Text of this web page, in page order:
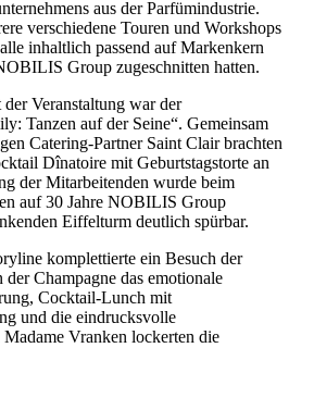
aus der Parfümindustrie.
verschiedene Touren und Workshops
inhaltlich passend auf Markenkern
Group zugeschnitten hatten.
Veranstaltung war der
Tanzen auf der Seine“. Gemeinsam
Catering-Partner Saint Clair brachten
Dînatoire mit Geburtstagstorte an
der Mitarbeitenden wurde beim
auf 30 Jahre NOBILIS Group
Eiffelturm deutlich spürbar.
komplettierte ein Besuch der
Champagne das emotionale
Cocktail-Lunch mit
und die eindrucksvolle
Vranken lockerten die